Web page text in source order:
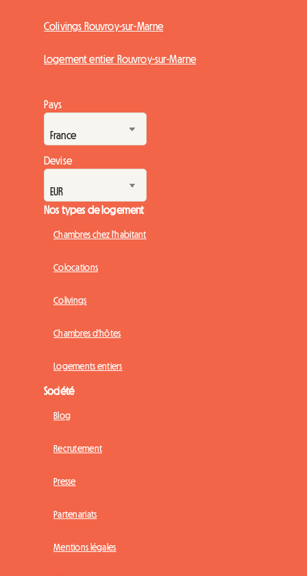
Colivings Rouvroy-sur-Marne
Logement entier Rouvroy-sur-Marne
Pays
Devise
Nos types de logement
Chambres chez l'habitant
Colocations
Colivings
Chambres d'hôtes
Logements entiers
Société
Blog
Recrutement
Presse
Partenariats
Mentions légales